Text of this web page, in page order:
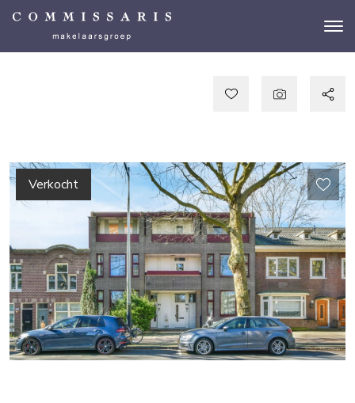
Verkocht